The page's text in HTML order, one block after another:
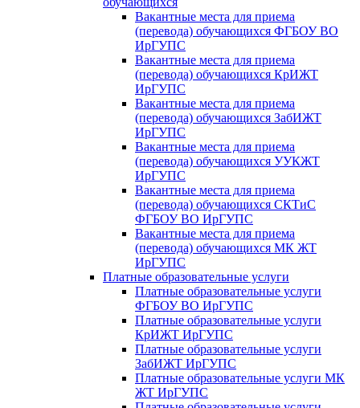
Вакантные места для приема
(перевода) обучающихся ФГБОУ ВО
ИрГУПС
Вакантные места для приема
(перевода) обучающихся КрИЖТ
ИрГУПС
Вакантные места для приема
(перевода) обучающихся ЗабИЖТ
ИрГУПС
Вакантные места для приема
(перевода) обучающихся УУКЖТ
ИрГУПС
Вакантные места для приема
(перевода) обучающихся СКТиС
ФГБОУ ВО ИрГУПС
Вакантные места для приема
(перевода) обучающихся МК ЖТ
ИрГУПС
Платные образовательные услуги
Платные образовательные услуги
ФГБОУ ВО ИрГУПС
Платные образовательные услуги
КрИЖТ ИрГУПС
Платные образовательные услуги
ЗабИЖТ ИрГУПС
Платные образовательные услуги МК
ЖТ ИрГУПС